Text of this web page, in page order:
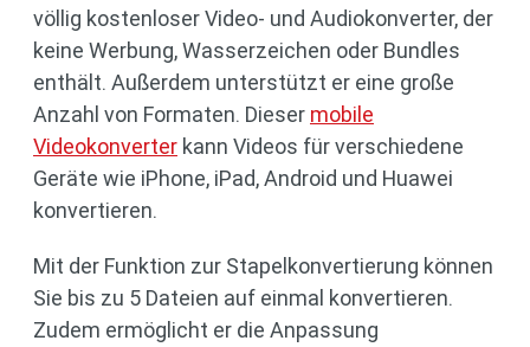
völlig kostenloser Video- und Audiokonverter, der
keine Werbung, Wasserzeichen oder Bundles
enthält. Außerdem unterstützt er eine große
Anzahl von Formaten. Dieser mobile
Videokonverter kann Videos für verschiedene
Geräte wie iPhone, iPad, Android und Huawei
konvertieren.
Mit der Funktion zur Stapelkonvertierung können
Sie bis zu 5 Dateien auf einmal konvertieren.
Zudem ermöglicht er die Anpassung